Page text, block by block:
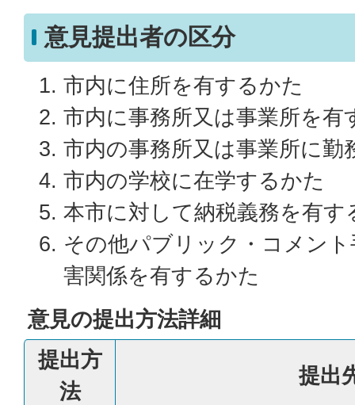
意見提出者の区分
市内に住所を有するかた
市内に事務所又は事業所を有
市内の事務所又は事業所に勤
市内の学校に在学するかた
本市に対して納税義務を有す
その他パブリック・コメン
害関係を有するかた
意見の提出方法詳細
提出方
法
提出